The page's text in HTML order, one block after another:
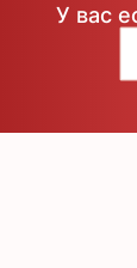
У вас